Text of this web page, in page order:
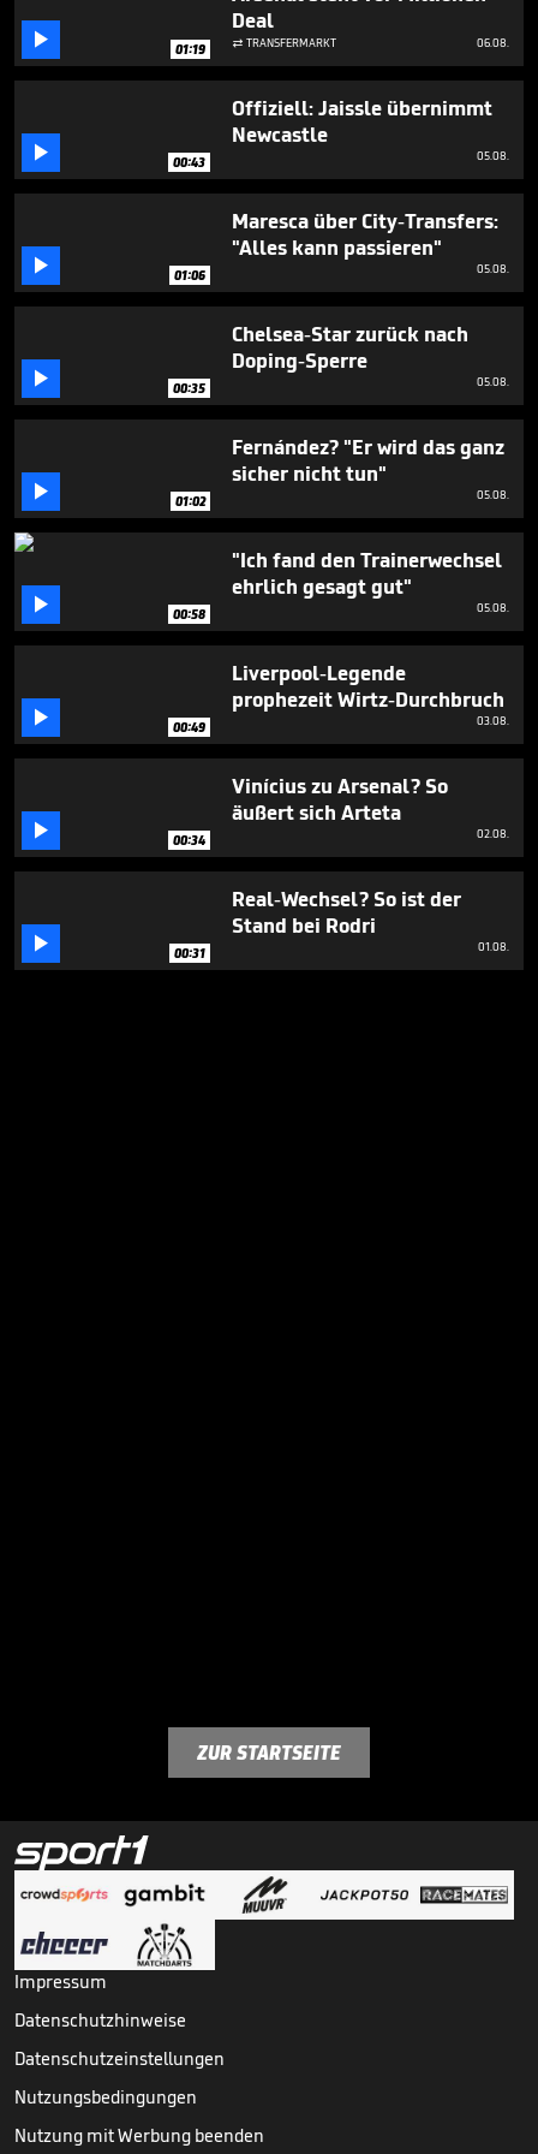
34
seconds
 01:19
Deal
 TRANSFERMARKT 06.08.
 00:43
Offiziell: Jaissle übernimmt
Newcastle
05.08.
 01:06
Maresca über City-Transfers:
"Alles kann passieren"
05.08.
 00:35
Chelsea-Star zurück nach
Doping-Sperre
05.08.
 01:02
Fernández? "Er wird das ganz
sicher nicht tun"
05.08.
 00:58
"Ich fand den Trainerwechsel
ehrlich gesagt gut"
05.08.
 00:49
Liverpool-Legende
prophezeit Wirtz-Durchbruch
03.08.
 00:34
Vinícius zu Arsenal? So
äußert sich Arteta
02.08.
 00:31
Real-Wechsel? So ist der
Stand bei Rodri
01.08.
ZUR STARTSEITE
Impressum
Datenschutzhinweise
Datenschutzeinstellungen
Nutzungsbedingungen
Nutzung mit Werbung beenden